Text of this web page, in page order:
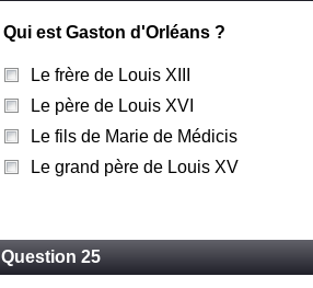
Qui est Gaston d'Orléans ?
Le frère de Louis XIII
Le père de Louis XVI
Le fils de Marie de Médicis
Le grand père de Louis XV
Question 25